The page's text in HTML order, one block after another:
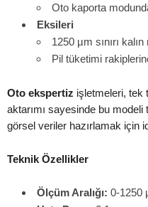
Oto kaporta
Eksileri
1250 µm sınırı
Pil tüketimi
Oto ekspertiz işletmeleri, tek
aktarımı sayesinde bu
görsel veriler hazırlamak için
Teknik Özellikler
Ölçüm Aralığı: 0-1250